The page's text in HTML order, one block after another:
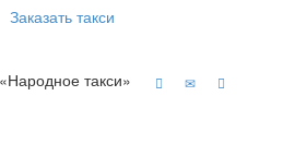
Заказать такси
такси»